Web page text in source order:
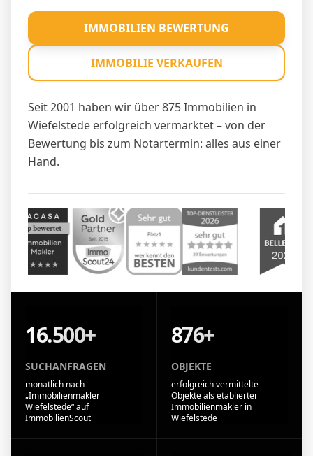
Seit 2001 haben wir über 875 Immobilien in
Wiefelstede erfolgreich vermarktet – von der
Bewertung bis zum Notartermin: alles aus einer
Hand.
IMMOBILIEN BEWERTUNG
IMMOBILIE VERKAUFEN
16.500+
SUCHANFRAGEN
monatlich nach
„Immobilienmakler
Wiefelstede“ auf
ImmobilienScout
876+
OBJEKTE
erfolgreich vermittelte
Objekte als etablierter
Immobilienmakler in
Wiefelstede